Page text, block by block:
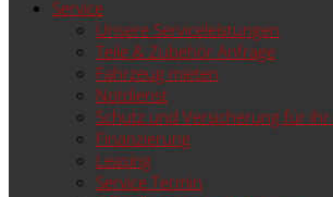
Service
Unsere Serviceleistungen
Teile & Zubehör Anfrage
Fahrzeug mieten
Notdienst
Schutz und Versicherung für
Finanzierung
Leasing
Service Termin